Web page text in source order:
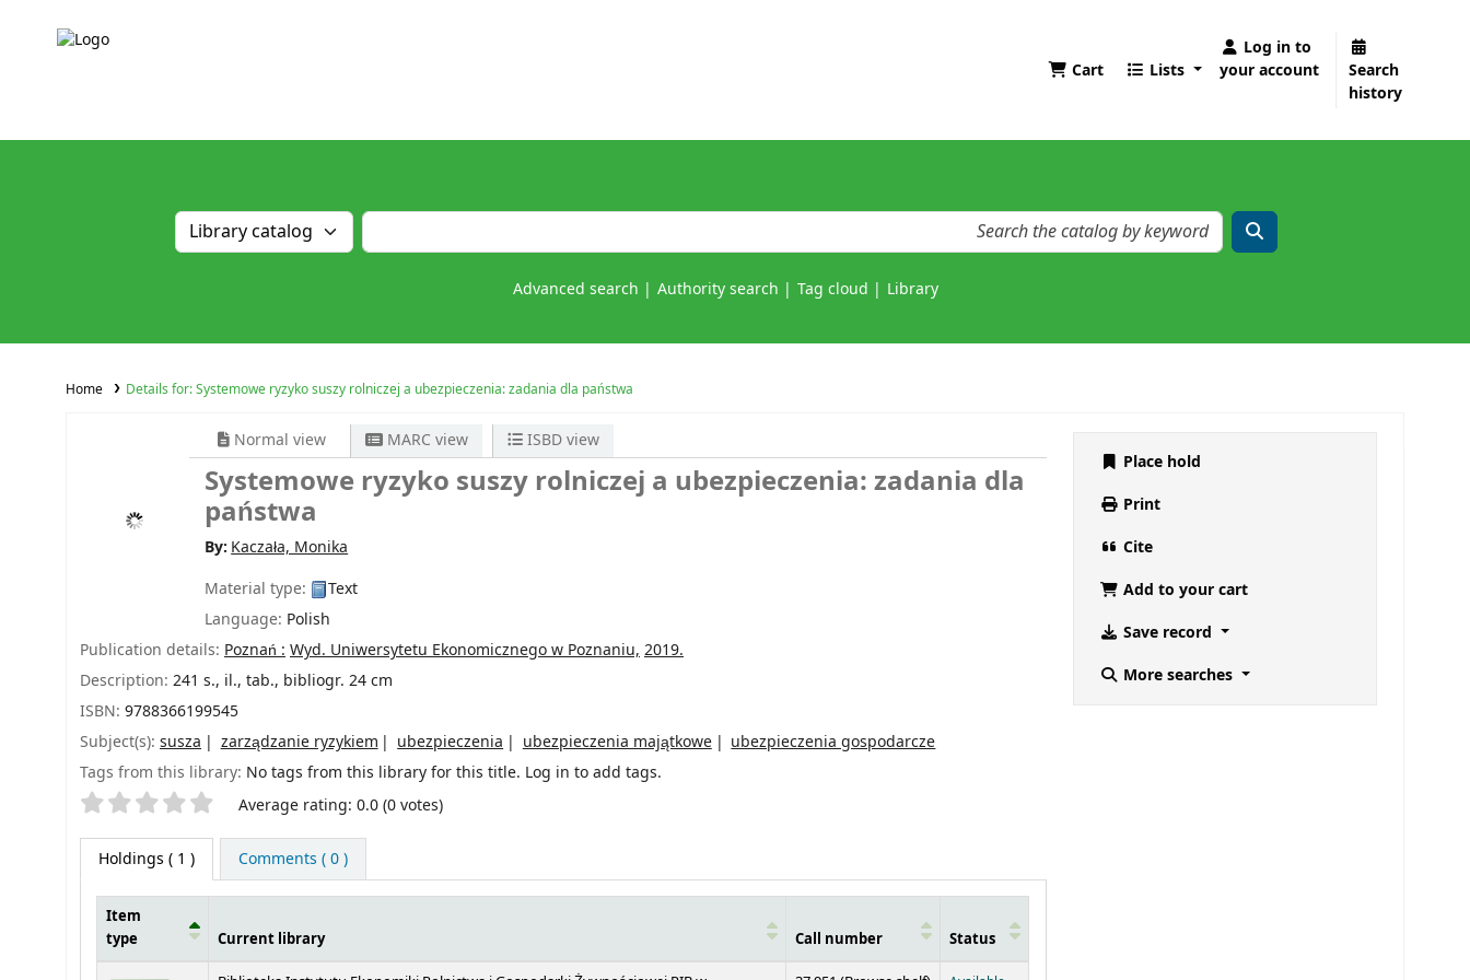
Cart Lists
Log in to
your account
Search
history
Advanced search Authority search Tag cloud Library
Home Details for:Systemowe ryzyko suszy rolniczej a ubezpieczenia: zadania dla państwa
Normal view MARC view ISBD view
Systemowe ryzyko suszy rolniczej a ubezpieczenia: zadania dla
państwa
By:Kaczała, Monika
Material type:
Text
Language: Polish
Publication details: Poznań : Wyd. Uniwersytetu Ekonomicznego w Poznaniu, 2019.
Description: 241 s., il., tab., bibliogr. 24 cm
ISBN: 9788366199545
Subject(s): susza zarządzanie ryzykiem ubezpieczenia ubezpieczenia majątkowe
ubezpieczenia gospodarcze
Tags from this library: No tags from this library for this title. Log in to add tags.
Star ratings Average rating: 0.0 (0 votes)
Holdings ( 1 ) Comments ( 0 )
Item
type
Current library Call number Status
Place hold
Print
Cite
Add to your cart
Save record
More searches